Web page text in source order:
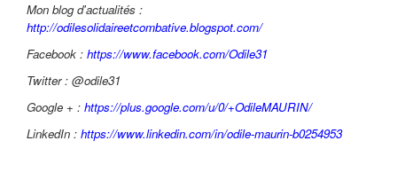
Mon blog d'actualités :
http://odilesolidaireetcombative.blogspot.com/
Facebook : https://www.facebook.com/Odile31
Twitter : @odile31
Google + : https://plus.google.com/u/0/+OdileMAURIN/
LinkedIn : https://www.linkedin.com/in/odile-maurin-b0254953